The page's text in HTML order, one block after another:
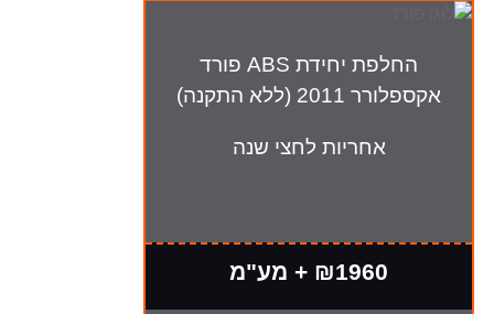
החלפת יחידת ABS פורד
אקספלורר 2011 (ללא התקנה)
אחריות לחצי שנה
₪1960 + מע"מ